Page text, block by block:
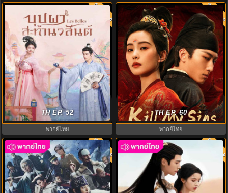
Les Belles ซับไทย (2025) บุปผา
สะท้านวสันต์ EP.1-26
พากย์ไทย
TH EP. 52
พากย์ไทย
Kill My Sins ซับไทย (2025) ล้างบ่วง
บาป EP.1-30 (จบ)
7.0 พากย์ไทย
TH EP. 60
พากย์ไทย
7.0 พากย์ไทย 7.0 พากย์ไทย